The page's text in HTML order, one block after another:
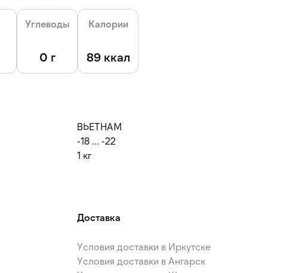
Углеводы
0 г
Калории
89 ккал
ВЬЕТНАМ
-18 ... -22
1 кг
Доставка
Условия доставки в Иркутске
Условия доставки в Ангарск